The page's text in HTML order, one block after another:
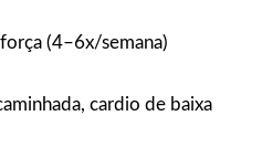
(4–6x/semana)
cardio de baixa